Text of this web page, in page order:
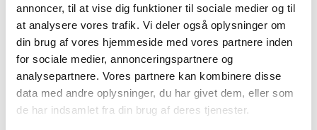
annoncer, til at vise dig funktioner til sociale medier og til
at analysere vores trafik. Vi deler også oplysninger om
din brug af vores hjemmeside med vores partnere inden
for sociale medier, annonceringspartnere og
analysepartnere. Vores partnere kan kombinere disse
data med andre oplysninger, du har givet dem, eller som
de har indsamlet fra din brug af deres tjenester.
være en del af en virksomhed med fokus på
kvalitet, godt håndværk og solide løsninger til
landbrug og industri.
Har vi ingen ledige stillinger slået op lige nu, er
du stadig meget velkommen til at sende en
uopfordret ansøgning. Vi tager gerne en snak,